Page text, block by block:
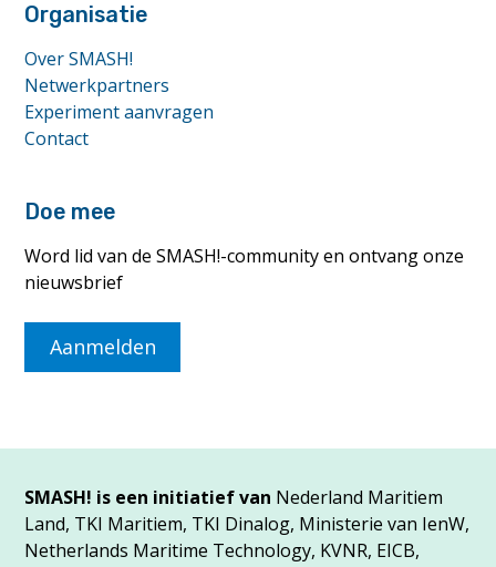
Organisatie
Over SMASH!
Netwerkpartners
Experiment aanvragen
Contact
Doe mee
Word lid van de SMASH!-community en ontvang onze
nieuwsbrief
Aanmelden
SMASH! is een initiatief van Nederland Maritiem
Land, TKI Maritiem, TKI Dinalog, Ministerie van IenW,
Netherlands Maritime Technology, KVNR, EICB,